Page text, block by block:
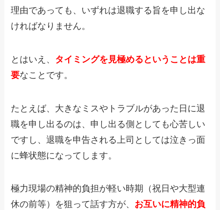
理由であっても、いずれは退職する旨を申し出な
ければなりません。
とはいえ、 タイミングを見極める ということは重
要なことです。
たとえば、大きなミスやトラブルがあった日に退
職を申し出るのは、申し出る側としても心苦しい
ですし、退職を申告される上司としては泣きっ面
に蜂状態になってします。
極力現場の精神的負担が軽い時期（祝日や大型連
休の前等）を狙って話す方が、 お互いに精神的負